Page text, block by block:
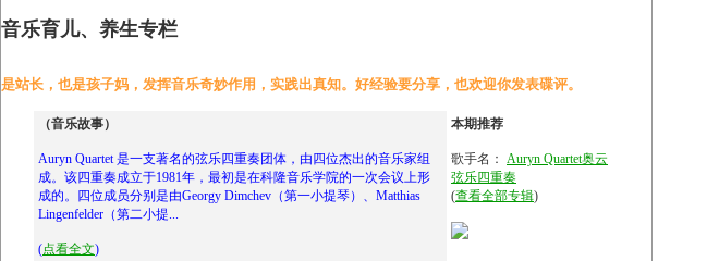
音乐育儿、养生专栏
是站长，也是孩子妈，发挥音乐奇妙作用，实践出真知。好经验要分享，也欢迎你发表碟评。
（音乐故事）
Auryn Quartet 是一支著名的弦乐四重奏团体，由四位杰出的音乐家组
成。该四重奏成立于1981年，最初是在科隆音乐学院的一次会议上形
成的。四位成员分别是由Georgy Dimchev（第一小提琴）、Matthias
Lingenfelder（第二小提...
(点看全文)
本期推荐
歌手名： Auryn Quartet奥云
弦乐四重奏
(查看全部专辑)